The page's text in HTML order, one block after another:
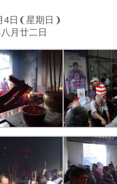
日❨星期日❩
廿二日